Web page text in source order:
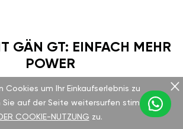
GÄN GT: EINFACH MEHR
POWER
Modul ist ein echter
für diesen Cadillac. Einfach
Cookies um Ihr Einkaufserlebnis zu
Sie auf der Seite weitersurfen stimmen
COOKIE-NUTZUNG zu.